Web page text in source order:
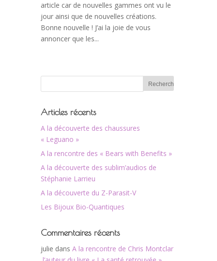
article car de nouvelles gammes ont vu le
jour ainsi que de nouvelles créations.
Bonne nouvelle ! J’ai la joie de vous
annoncer que les...
Articles récents
A la découverte des chaussures
« Leguano »
A la rencontre des « Bears with Benefits »
A la découverte des sublim’audios de
Stéphanie Larrieu
A la découverte du Z-Parasit-V
Les Bijoux Bio-Quantiques
Commentaires récents
julie dans A la rencontre de Chris Montclar